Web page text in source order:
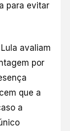
para evitar
avaliam
por
que a
a